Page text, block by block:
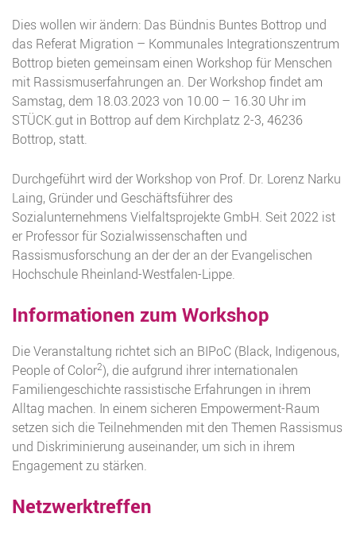
Dies wollen wir ändern: Das Bündnis Buntes Bottrop und
das Referat Migration – Kommunales Integrationszentrum
Bottrop bieten gemeinsam einen Workshop für Menschen
mit Rassismuserfahrungen an. Der Workshop findet am
Samstag, dem 18.03.2023 von 10.00 – 16.30 Uhr im
STÜCK.gut in Bottrop auf dem Kirchplatz 2-3, 46236
Bottrop, statt.
Durchgeführt wird der Workshop von Prof. Dr. Lorenz Narku
Laing, Gründer und Geschäftsführer des
Sozialunternehmens Vielfaltsprojekte GmbH. Seit 2022 ist
er Professor für Sozialwissenschaften und
Rassismusforschung an der der an der Evangelischen
Hochschule Rheinland-Westfalen-Lippe.
Informationen zum Workshop
Die Veranstaltung richtet sich an BIPoC (Black, Indigenous,
People of Color2), die aufgrund ihrer internationalen
Familiengeschichte rassistische Erfahrungen in ihrem
Alltag machen. In einem sicheren Empowerment-Raum
setzen sich die Teilnehmenden mit den Themen Rassismus
und Diskriminierung auseinander, um sich in ihrem
Engagement zu stärken.
Netzwerktreffen